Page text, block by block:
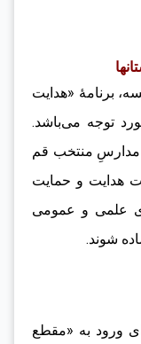
برنامۀ «هدایت
توجه می‌باشد.
مدارسِ منتخب قم
در پایه های ۷ الی ۱۰ تحت هدایت و حمایت
علمی و عمومی
شوند.
ورود به «مقطع